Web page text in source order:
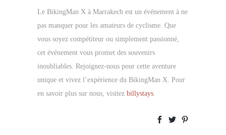
Le BikingMan X à Marrakech est un événement à ne
pas manquer pour les amateurs de cyclisme. Que
vous soyez compétiteur ou simplement passionné,
cet événement vous promet des souvenirs
inoubliables. Rejoignez-nous pour cette aventure
unique et vivez l’expérience du BikingMan X. Pour
en savoir plus sur nous, visitez billystays